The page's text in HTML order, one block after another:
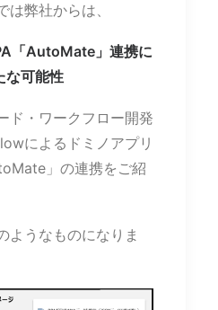
弊社からは、
「AutoMate」連携に
な可能性
ド・ワークフロー開発
によるドミノアプリ
」の連携をご紹
ようなものになりま